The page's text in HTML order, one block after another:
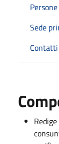
Sede
Contatti